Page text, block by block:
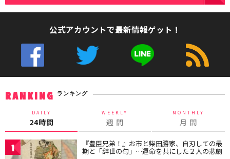
公式アカウントで最新情報ゲット！
RANKING ランキング
DAILY
24時間
WEEKLY
週 間
MONTHLY
月 間
1 『豊臣兄弟！』お市と柴田勝家、自刃しての最
期と「辞世の句」…運命を共にした２人の悲劇